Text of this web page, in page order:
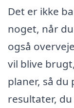
Det er ikke
noget, når
også
vil blive
planer, så du
resultater,